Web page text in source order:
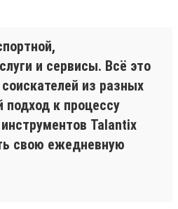
и сервисы. Всё это
из разных
подход к процессу
Talantix
свою ежедневную